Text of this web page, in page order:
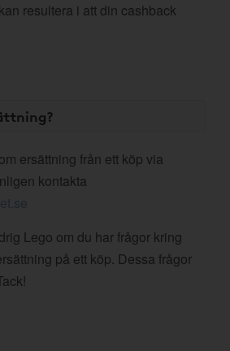
resultera i att din cashback
ersättning från ett köp via
kontakta
Lego om du har frågor kring
på ett köp. Dessa frågor